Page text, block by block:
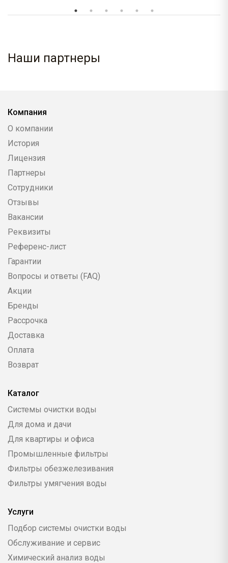
Наши партнеры
Компания
О компании
История
Лицензия
Партнеры
Сотрудники
Отзывы
Вакансии
Реквизиты
Референс-лист
Гарантии
Вопросы и ответы (FAQ)
Акции
Бренды
Рассрочка
Доставка
Оплата
Возврат
Каталог
Системы очистки воды
Для дома и дачи
Для квартиры и офиса
Промышленные фильтры
Фильтры обезжелезивания
Фильтры умягчения воды
Услуги
Подбор системы очистки воды
Обслуживание и сервис
Химический анализ воды